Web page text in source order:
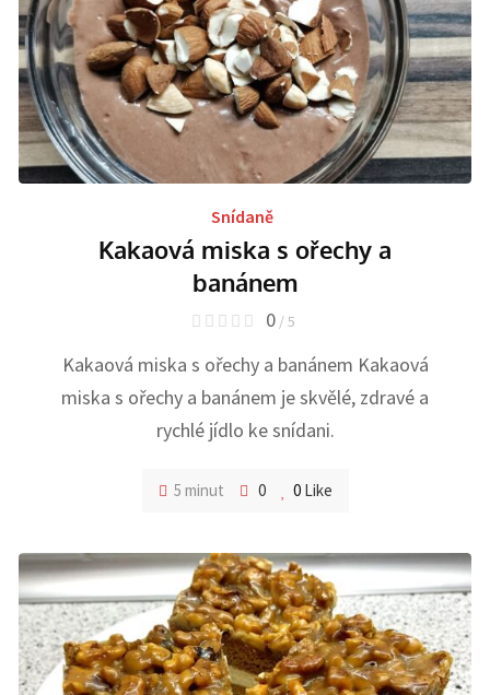
Snídaně
Kakaová miska s ořechy a
banánem
0 / 5
Kakaová miska s ořechy a banánem Kakaová
miska s ořechy a banánem je skvělé, zdravé a
rychlé jídlo ke snídani.
5 minut 0 0Like